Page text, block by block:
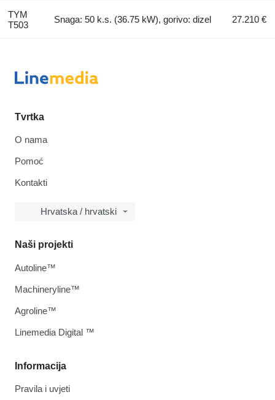
TYM
T503
Snaga: 50 k.s. (36.75 kW), gorivo: dizel 27.210 €
Tvrtka
O nama
Pomoć
Kontakti
Hrvatska / hrvatski
Informacija
Pravila i uvjeti
Naši projekti
Autoline™
Machineryline™
Agroline™
Linemedia Digital ™